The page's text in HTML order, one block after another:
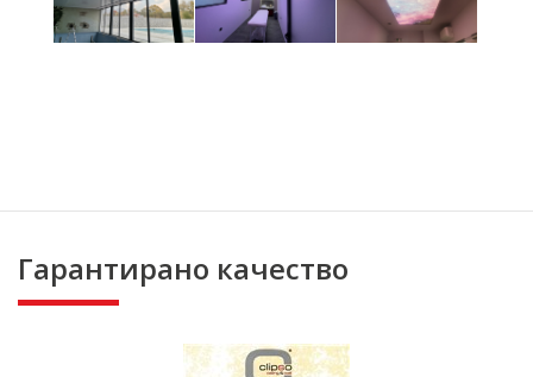
Гарантирано качество